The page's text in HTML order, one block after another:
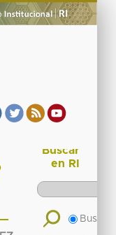
Buscar
en RI
Buscar